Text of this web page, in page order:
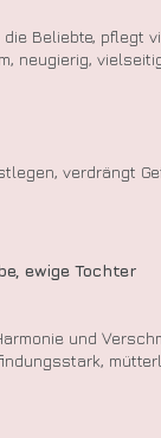
Beliebte, pflegt
neugierig,
verdrängt
ewige Tochter
und